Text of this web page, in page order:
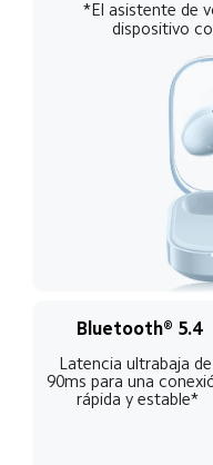
*El asistente de
dispositivo
Bluetooth® 5.4
Latencia ultrabaja de
90ms para una
rápida y estable*